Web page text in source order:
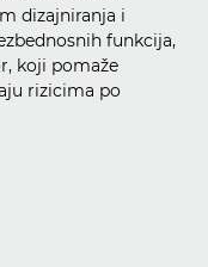
dizajniranja i
funkcija,
koji pomaže
rizicima po